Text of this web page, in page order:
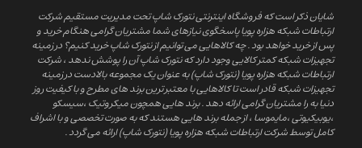
شایان ذکر است که فروشگاه اینترنتی نتورک شاپ تحت مدیریت مستقیم شرکت
ارتباطات شبکه هزاره پویا پاسخگوی نیازهای شما مشتریان گرامی هنگام خرید و
پس از خرید خواهد بود . چه کالاهایی می توانیم از نتورک شاپ خرید کنیم؟ در زمینه
تجهیزات شبکه کمتر کالایی وجود دارد که نتورک شاپ آن را پوشش ندهد ، شرکت
ارتباطات شبکه هزاره پویا (نتورک شاپ) به عنوان یک مجموعه بالادست در زمینه
تجهیزات شبکه قادر است تا کالاهایی با معتبر ترین برند های مطرح و با کیفیت روز
دنیا به را مشتریان گرامی ارائه دهد . برند هایی همچون میکروتیک ،سیسکو
،یوبیکیوتی ،مایموسا ، از جمله برند هایی هستند که به صورت تخصصی و با اشراف
کامل توسط شرکت ارتباطات شبکه هزاره پویا (نتورک شاپ) ارائه می گردد .